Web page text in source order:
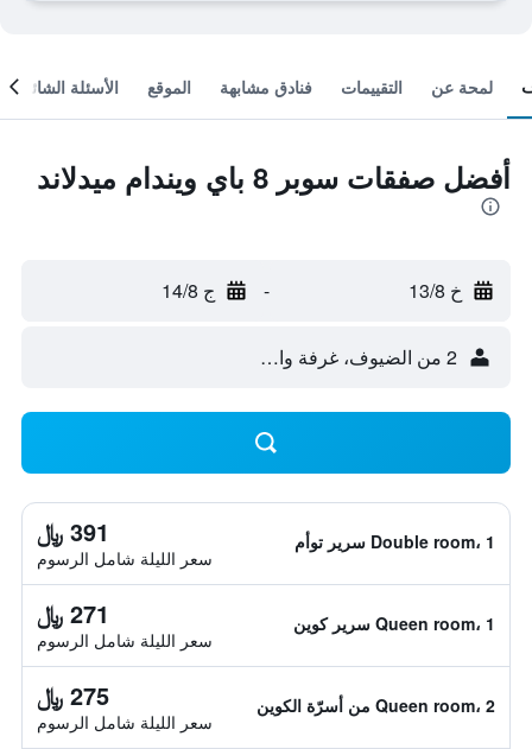
لمحة عن التقييمات فنادق مشابهة الموقع الأسئلة الشائعة
أفضل صفقات سوبر 8 باي ويندام ميدلاند
خ 13/8 - ج 14/8
2 من الضيوف، غرفة واحدة
Double room، 1 سرير توأم 391 ﷼
سعر الليلة شامل الرسوم
Queen room، 1 سرير كوين 271 ﷼
سعر الليلة شامل الرسوم
Queen room، 2 من أسرّة الكوين 275 ﷼
سعر الليلة شامل الرسوم